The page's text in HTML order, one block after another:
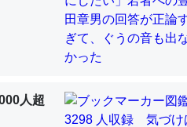
たらコオロギのカルシウム分はエビ
にいないのか」に関する新仮説
人超